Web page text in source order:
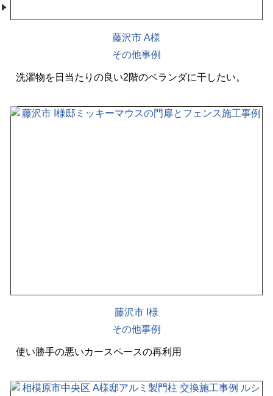
藤沢市 A様
その他事例
洗濯物を日当たりの良い2階のベランダに干したい。
藤沢市 I様
その他事例
使い勝手の悪いカースペースの再利用